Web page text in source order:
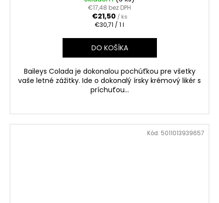
€17,48 bez DPH
€21,50 / ks
Jednotková
€30,71 / 1 l
DO KOŠÍKA
Baileys Colada je dokonalou pochúťkou pre všetky
vaše letné zážitky. Ide o dokonalý írsky krémový likér s
príchuťou...
Kód: 5011013939657